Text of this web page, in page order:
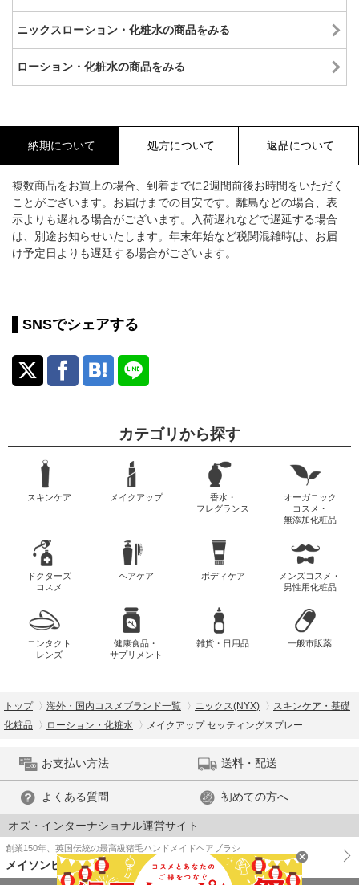
ニックスローション・化粧水の商品をみる
ローション・化粧水の商品をみる
納期について 処方について 返品について
複数商品をお買上の場合、到着までに2週間前後お時間をいただく
ことがございます。お届けまでの目安です。離島などの場合、表
示よりも遅れる場合がございます。入荷遅れなどで遅延する場合
は、別途お知らせいたします。年末年始など税関混雑時は、お届
け予定日よりも遅延する場合がございます。
SNSでシェアする
カテゴリから探す
スキンケア メイクアップ
香水・
フレグランス
オーガニック
コスメ・
無添加化粧品
ドクターズ
コスメ
ヘアケア ボディケア
メンズコスメ・
男性用化粧品
コンタクト
レンズ
健康食品・
サプリメント
雑貨・日用品 一般市販薬
トップ 海外・国内コスメブランド一覧 ニックス(NYX)
スキンケア・基礎
化粧品
ローション・化粧水 メイクアップ セッティングスプレー
お支払い方法 送料・配送
よくある質問 初めての方へ
オズ・インターナショナル運営サイト
創業150年、英国伝統の最高級猪毛ハンドメイドヘアブラシ
メイソンピアソン